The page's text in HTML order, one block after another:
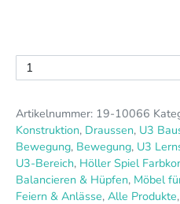
Stapelstein®-
Motorik-
Menge
Artikelnummer: 19-10066
Konstruktion, Draussen, U3
Bewegung, Bewegung, U3
U3-Bereich, Höller Spiel
Balancieren & Hüpfen, Möbel
Feiern & Anlässe, Alle Produkte,